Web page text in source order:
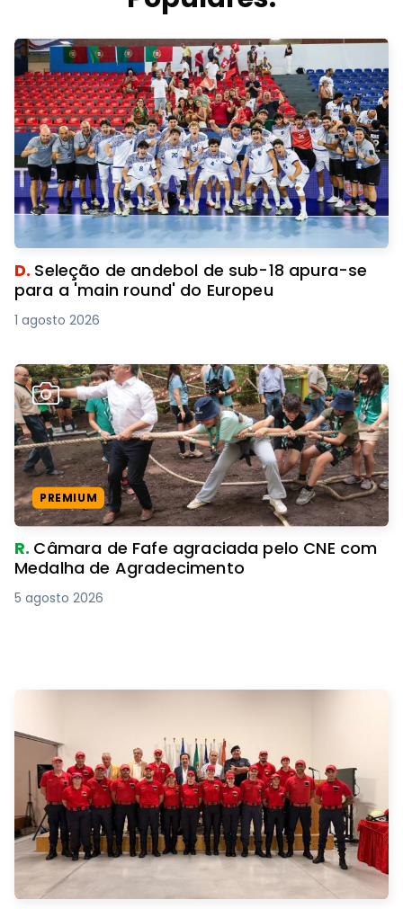
D. Seleção de andebol de sub-18 apura-se
para a 'main round' do Europeu
1 agosto 2026
PREMIUM
R. Câmara de Fafe agraciada pelo CNE com
Medalha de Agradecimento
5 agosto 2026